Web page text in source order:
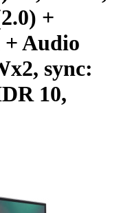
+
+ Audio
sync:
10,